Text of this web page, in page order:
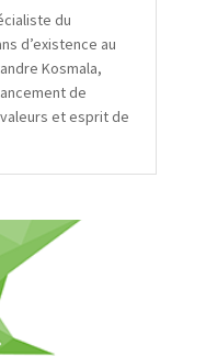
du
d’existence au
Kosmala,
de
et esprit de